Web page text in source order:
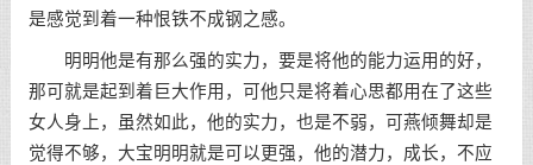
是感觉到着一种恨铁不成钢之感。
明明他是有那么强的实力，要是将他的能力运用的好，
那可就是起到着巨大作用，可他只是将着心思都用在了这些
女人身上，虽然如此，他的实力，也是不弱，可燕倾舞却是
觉得不够，大宝明明就是可以更强，他的潜力，成长，不应